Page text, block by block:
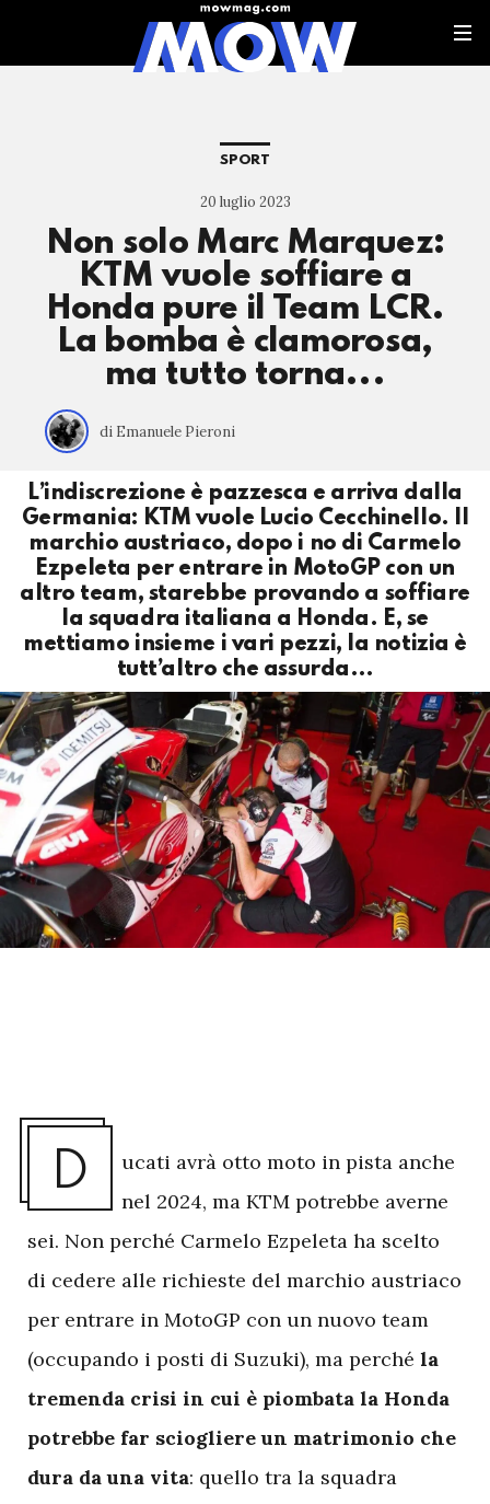
SPORT
20 luglio 2023
Non solo Marc Marquez:
KTM vuole soffiare a
Honda pure il Team LCR.
La bomba è clamorosa,
ma tutto torna...
di Emanuele Pieroni
L’indiscrezione è pazzesca e arriva dalla
Germania: KTM vuole Lucio Cecchinello. Il
marchio austriaco, dopo i no di Carmelo
Ezpeleta per entrare in MotoGP con un
altro team, starebbe provando a soffiare
la squadra italiana a Honda. E, se
mettiamo insieme i vari pezzi, la notizia è
tutt’altro che assurda…
D
ucati avrà otto moto in pista anche
nel 2024, ma KTM potrebbe averne
sei. Non perché Carmelo Ezpeleta ha scelto
di cedere alle richieste del marchio austriaco
per entrare in MotoGP con un nuovo team
(occupando i posti di Suzuki), ma perché la
tremenda crisi in cui è piombata la Honda
potrebbe far sciogliere un matrimonio che
dura da una vita: quello tra la squadra